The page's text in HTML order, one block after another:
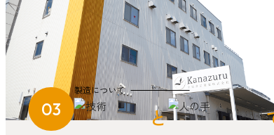
03
製造について
と